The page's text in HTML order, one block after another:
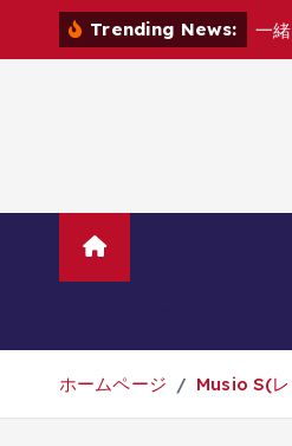
Trending News: 一緒
ホームページ Musio S(レ